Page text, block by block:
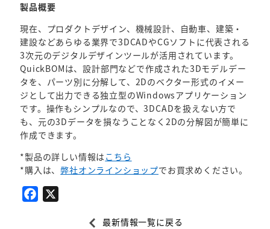
製品概要
現在、プロダクトデザイン、機械設計、自動車、建築・
建設などあらゆる業界で3DCADやCGソフトに代表される
3次元のデジタルデザインツールが活用されています。
QuickBOMは、設計部門などで作成された3Dモデルデー
タを、パーツ別に分解して、2Dのベクター形式のイメー
ジとして出力できる独立型のWindowsアプリケーション
です。操作もシンプルなので、3DCADを扱えない方で
も、元の3Dデータを損なうことなく2Dの分解図が簡単に
作成できます。
*製品の詳しい情報は こちら
*購入は、弊社オンラインショップでお買求めください。
最新情報一覧に戻る